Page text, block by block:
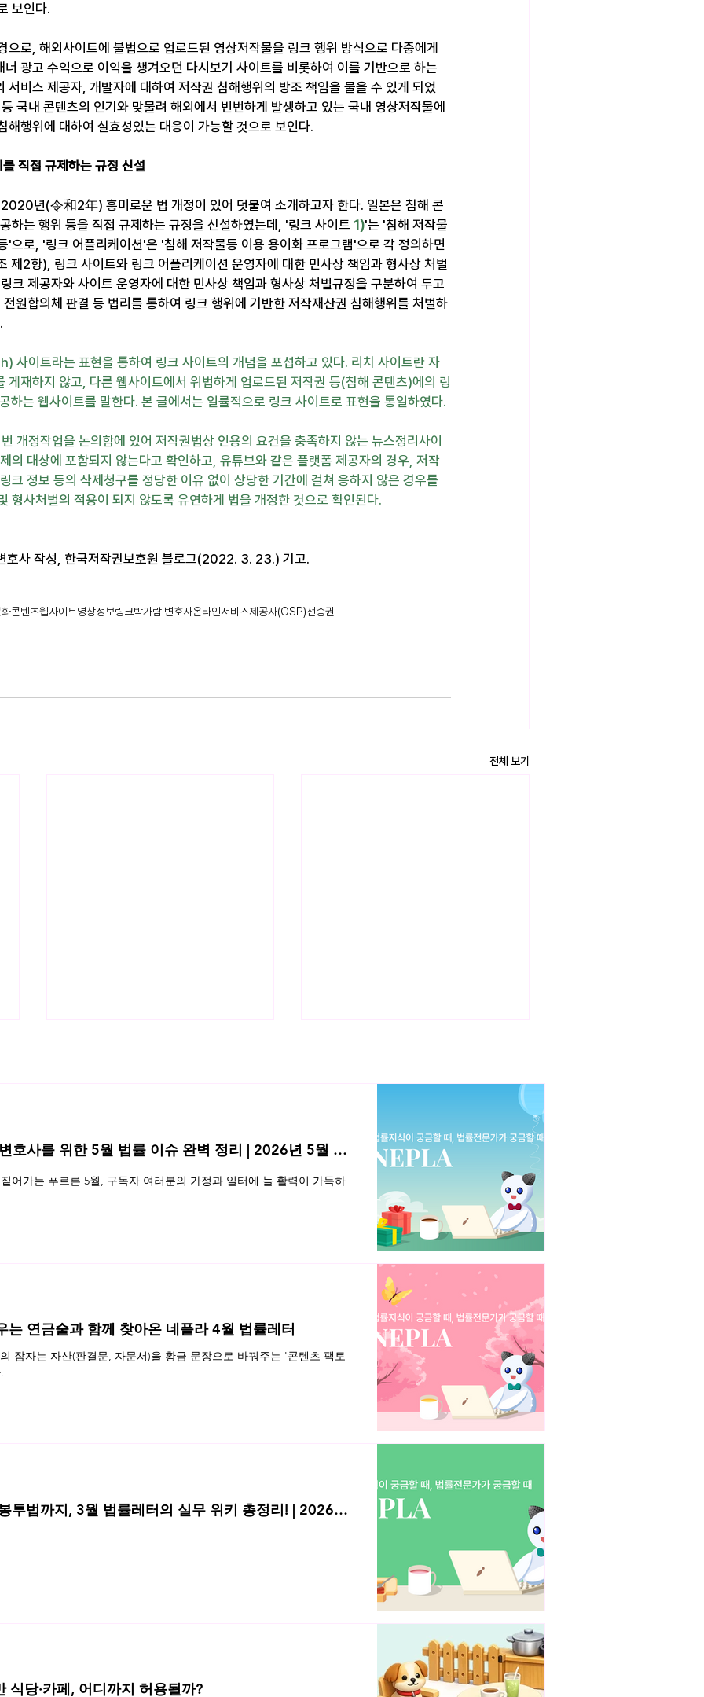
보인다.
으로, 해외사이트에 불법으로 업로드된 영상저작물을 링크 행위 방식으로 다중에게
광고 수익으로 이익을 챙겨오던 다시보기 사이트를 비롯하여 이를 기반으로 하는
서비스 제공자, 개발자에 대하여 저작권 침해행위의 방조 책임을 물을 수 있게 되었
국내 콘텐츠의 인기와 맞물려 해외에서 빈번하게 발생하고 있는 국내 영상저작물에
해행위에 대하여 실효성있는 대응이 가능할 것으로 보인다.
직접 규제하는 규정 신설
년(令和2年) 흥미로운 법 개정이 있어 덧붙여 소개하고자 한다. 일본은 침해 콘
하는 행위 등을 직접 규제하는 규정을 신설하였는데, '링크 사이트 1)'는 '침해 저작물
'으로, '링크 어플리케이션'은 '침해 저작물등 이용 용이화 프로그램'으로 각 정의하면
제2항), 링크 사이트와 링크 어플리케이션 운영자에 대한 민사상 책임과 형사상 처벌
크 제공자와 사이트 운영자에 대한 민사상 책임과 형사상 처벌규정을 구분하여 두고
전원합의체 판결 등 법리를 통하여 링크 행위에 기반한 저작재산권 침해행위를 처벌하
사이트라는 표현을 통하여 링크 사이트의 개념을 포섭하고 있다. 리치 사이트란 자
게재하지 않고, 다른 웹사이트에서 위법하게 업로드된 저작권 등(침해 콘텐츠)에의 링
하는 웹사이트를 말한다. 본 글에서는 일률적으로 링크 사이트로 표현을 통일하였다.
개정작업을 논의함에 있어 저작권법상 인용의 요건을 충족하지 않는 뉴스정리사이
의 대상에 포함되지 않는다고 확인하고, 유튜브와 같은 플랫폼 제공자의 경우, 저작
크 정보 등의 삭제청구를 정당한 이유 없이 상당한 기간에 걸쳐 응하지 않은 경우를
형사처벌의 적용이 되지 않도록 유연하게 법을 개정한 것으로 확인된다.
호사 작성, 한국저작권보호원 블로그(2022. 3. 23.) 기고.
화콘텐츠웹사이트영상정보링크박가람 변호사온라인서비스제공자(OSP)전송권
전체 보기
직접링크의 저작권법 위반 여부
호사를 위한 5월 법률 이슈 완벽 정리 | 2026년 5월 네
어가는 푸르른 5월, 구독자 여러분의 가정과 일터에 늘 활력이 가득하
는 연금술과 함께 찾아온 네플라 4월 법률레터
잠자는 자산(판결문, 자문서)을 황금 문장으로 바꿔주는 '콘텐츠 팩토
투법까지, 3월 법률레터의 실무 위키 총정리! | 2026년
식당·카페, 어디까지 허용될까?